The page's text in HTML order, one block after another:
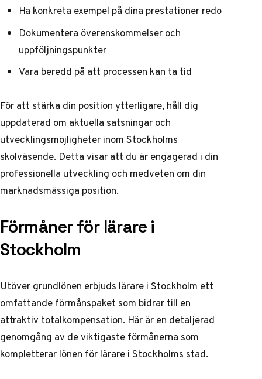
Ha konkreta exempel på dina prestationer redo
Dokumentera överenskommelser och
uppföljningspunkter
Vara beredd på att processen kan ta tid
För att stärka din position ytterligare, håll dig
uppdaterad om aktuella satsningar och
utvecklingsmöjligheter inom Stockholms
skolväsende. Detta visar att du är engagerad i din
professionella utveckling och medveten om din
marknadsmässiga position.
Förmåner för lärare i
Stockholm
Utöver grundlönen erbjuds lärare i Stockholm ett
omfattande förmånspaket som bidrar till en
attraktiv totalkompensation. Här är en detaljerad
genomgång av de viktigaste förmånerna som
kompletterar lönen för lärare i Stockholms stad.